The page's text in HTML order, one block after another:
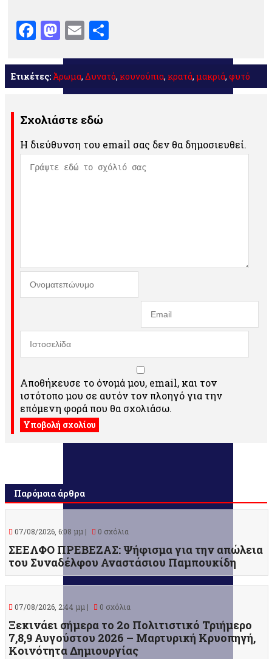
Facebook
Mastodon
Email
Ετικέτες:Άρωμα, Δυνατό, κουνούπια, κρατά, μακριά, φυτό
Σχολιάστε εδώ
Η διεύθυνση του email σας δεν θα δημοσιευθεί.
Αποθήκευσε το όνομά μου, email, και τον
ιστότοπο μου σε αυτόν τον πλοηγό για την
επόμενη φορά που θα σχολιάσω.
Παρόμοια άρθρα
07/08/2026, 6:08 μμ | 0 σχόλια
ΣΕΕΛΦΟ ΠΡΕΒΕΖΑΣ: Ψήφισμα για την απώλεια
του Συναδέλφου Αναστάσιου Παμπουκίδη
07/08/2026, 2:44 μμ | 0 σχόλια
Ξεκινάει σήμερα το 2ο Πολιτιστικό Τριήμερο
7,8,9 Αυγούστου 2026 – Μαρτυρική Κρυοπηγή,
Κοινότητα Δημιουργίας